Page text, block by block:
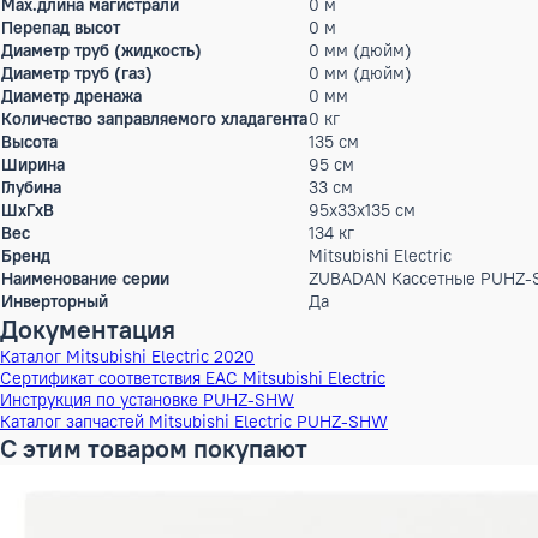
Характеристики
Режим работы
Max.уровень шума
69 дБ(А)
Гарантийный срок производителя, год 3
Статическое давление
0 Па
Производительность холод
0 кВт
Номинальный рабочий ток
0 А
Max.длина магистрали
0 м
Перепад высот
0 м
Диаметр труб (жидкость)
0 мм (дюйм)
Диаметр труб (газ)
0 мм (дюйм)
Диаметр дренажа
0 мм
Количество заправляемого хладагента
Высота
Ширина
Глубина
33 см
ШxГxВ
95x33x135 см
Вес
134 кг
Бренд